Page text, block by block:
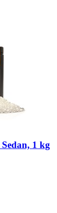
Sedan, 1 kg